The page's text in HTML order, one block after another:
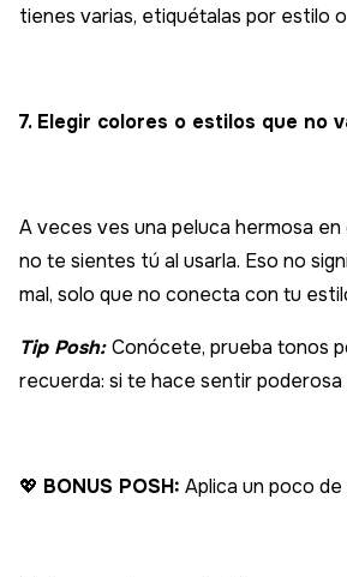
tienes varias, etiquétalas por estilo
7. Elegir colores o estilos que no
A veces ves una peluca hermosa
no te sientes tú al usarla. Eso no
mal, solo que no conecta con tu
Tip Posh:Conócete, prueba tonos
recuerda: si te hace sentir poderosa
💖 BONUS POSH: Aplica un poco